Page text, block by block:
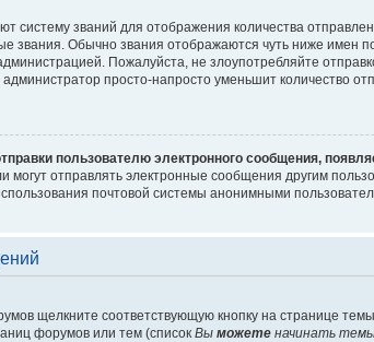
систему званий для отображения количества
звания. Обычно звания отображаются чуть ниже
Пожалуйста, не злоупотребляйте
просто-напросто уменьшит количество
пользователю электронного сообщения,
могут отправлять электронные сообщения другим
почтовой системы анонимными
щелкните соответствующую кнопку на странице
форумов или тем (список Вы можете начинать